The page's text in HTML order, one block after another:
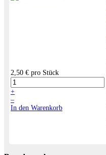
2,50 € pro Stück
+
–
In den Warenkorb